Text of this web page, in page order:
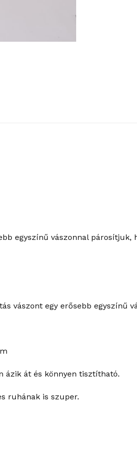
egyszínű vászonnal párosítjuk,
vászont egy erősebb egyszínű
ázik át és könnyen tisztítható.
ruhának is szuper.